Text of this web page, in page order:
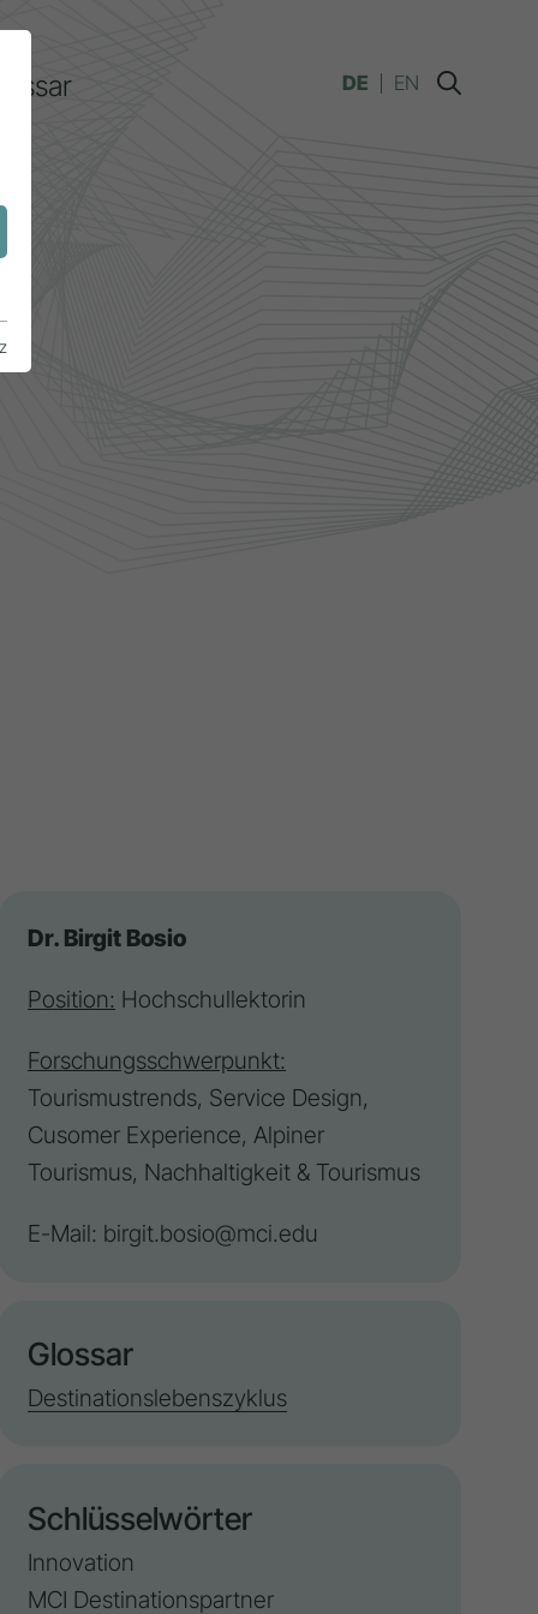
DE EN
Dr. Birgit Bosio
Position: Hochschullektorin
Forschungsschwerpunkt:
Tourismustrends, Service Design,
Cusomer Experience,Alpiner
Tourismus, Nachhaltigkeit & Tourismus
E-Mail: birgit.bosio@mci.edu
Glossar
Destinationslebenszyklus
Schlüsselwörter
Innovation
MCI Destinationspartner